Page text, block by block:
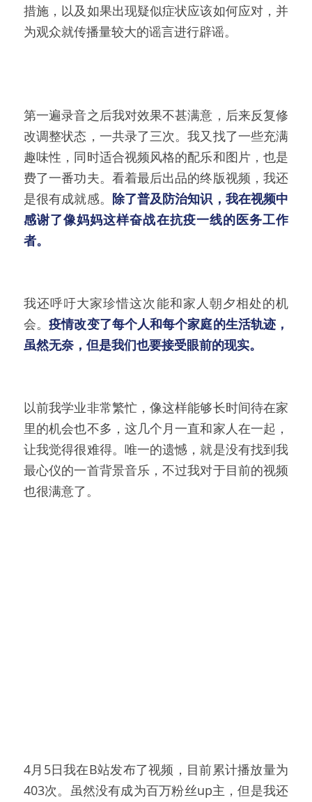
措施，以及如果出现疑似症状应该如何应对，并
为观众就传播量较大的谣言进行辟谣。
第一遍录音之后我对效果不甚满意，后来反复修
改调整状态，一共录了三次。我又找了一些充满
趣味性，同时适合视频风格的配乐和图片，也是
费了一番功夫。看着最后出品的终版视频，我还
是很有成就感。 除了普及防治知识，我在视频中
感谢了像妈妈这样奋战在抗疫一线的医务工作
者。
我还呼吁大家珍惜这次能和家人朝夕相处的机
会。疫情改变了每个人和每个家庭的生活轨迹，
虽然无奈，但是我们也要接受眼前的现实。
以前我学业非常繁忙，像这样能够长时间待在家
里的机会也不多，这几个月一直和家人在一起，
让我觉得很难得。唯一的遗憾，就是没有找到我
最心仪的一首背景音乐，不过我对于目前的视频
也很满意了。
4月5日我在B站发布了视频，目前累计播放量为
403次。虽然没有成为百万粉丝up主，但是我还